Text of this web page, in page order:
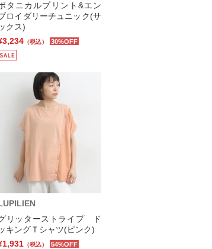
タニカルプリント&エン
ロイダリーチュニック(サ
クス)
（税込） 30%OFF
リッターストライプ ド
キングＴシャツ(ピンク)
（税込） 54%OFF